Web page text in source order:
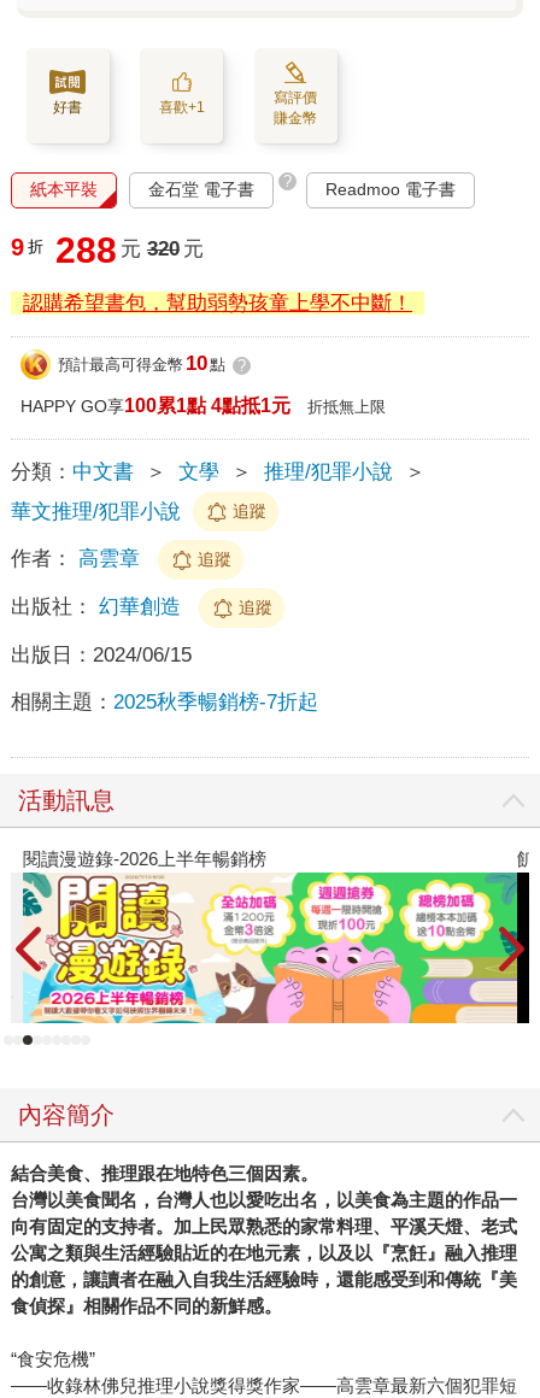
好書 喜歡+1
寫評價
賺金幣
紙本平裝 金石堂 電子書 ? Readmoo 電子書
9 折 288 元 320 元
認購希望書包，幫助弱勢孩童上學不中斷！
預計最高可得金幣 10點 ?
HAPPY GO享100累1點 4點抵1元 折抵無上限
分類： 中文書 ＞ 文學 ＞ 推理/犯罪小說
＞
華文推理/犯罪小說
追蹤
作者： 高雲章 追蹤
出版社： 幻華創造 追蹤
出版日： 2024/06/15
相關主題： 2025秋季暢銷榜-7折起
活動訊息
閱讀漫遊錄-2026上半年暢銷榜 飢
內容簡介
結合美食、推理跟在地特色三個因素。
台灣以美食聞名，台灣人也以愛吃出名，以美食為主題的作品一
向有固定的支持者。加上民眾熟悉的家常料理、平溪天燈、老式
公寓之類與生活經驗貼近的在地元素，以及以『烹飪』融入推理
的創意，讓讀者在融入自我生活經驗時，還能感受到和傳統『美
食偵探』相關作品不同的新鮮感。
“食安危機”
——收錄林佛兒推理小說獎得獎作家——高雲章最新六個犯罪短